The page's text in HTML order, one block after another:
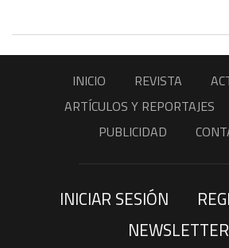
INICIO REVISTA
ARTÍCULOS Y REPORTAJES
PUBLICIDAD
INICIAR SESIÓN
NEWSLETTER